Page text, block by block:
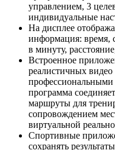
управлением, 3
индивидуальные
На дисплее
информация: время,
в минуту,
Встроенное
реалистичных
программа
маршруты для
сопровождением
виртуальной
Спортивные
сохранять